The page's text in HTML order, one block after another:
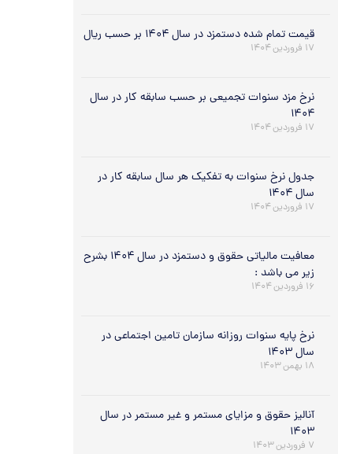
قیمت تمام شده دستمزد در سال ۱۴۰۴ بر حسب ریال
۱۷ فروردین ۱۴۰۴
نرخ مزد سنوات تجمیعی بر حسب سابقه کار در سال
۱۴۰۴
۱۷ فروردین ۱۴۰۴
جدول نرخ سنوات به تفکیک هر سال سابقه کار در
سال ۱۴۰۴
۱۷ فروردین ۱۴۰۴
معافیت مالیاتی حقوق و دستمزد در سال ۱۴۰۴ بشرح
زیر می باشد :
۱۶ فروردین ۱۴۰۴
نرخ پایه سنوات روزانه سازمان تامین اجتماعی در
سال ۱۴۰۳
۱۸ بهمن ۱۴۰۳
آنالیز حقوق و مزایای مستمر و غیر مستمر در سال
۱۴۰۳
۷ فروردین ۱۴۰۳